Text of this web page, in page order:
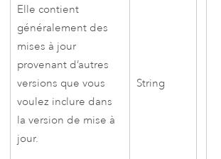
Elle contient
généralement des
mises à jour
provenant d’autres
versions que vous
voulez inclure dans
la version de mise à
jour.
String